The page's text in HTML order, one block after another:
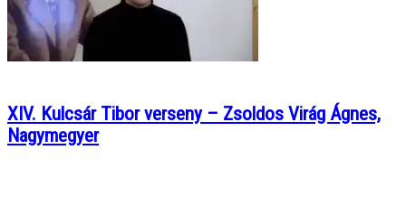
XIV. Kulcsár Tibor verseny – Zsoldos Virág Ágnes,
Nagymegyer